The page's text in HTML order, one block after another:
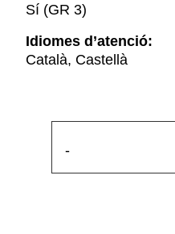
Sí (GR 3)
Idiomes d’atenció:
Català, Castellà
-